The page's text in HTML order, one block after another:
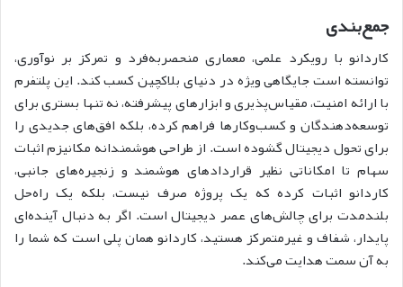
جمع‌بندی
کاردانو با رویکرد علمی، معماری منحصربه‌فرد و تمرکز بر نوآوری،
توانسته است جایگاهی ویژه در دنیای بلاکچین کسب کند. این پلتفرم
با ارائه امنیت، مقیاس‌پذیری و ابزارهای پیشرفته، نه تنها بستری برای
توسعه‌دهندگان و کسب‌وکارها فراهم کرده، بلکه افق‌های جدیدی را
برای تحول دیجیتال گشوده است. از طراحی هوشمندانه مکانیزم اثبات
سهام تا امکاناتی نظیر قراردادهای هوشمند و زنجیره‌های جانبی،
کاردانو اثبات کرده که یک پروژه صرف نیست، بلکه یک راه‌حل
بلندمدت برای چالش‌های عصر دیجیتال است. اگر به دنبال آینده‌ای
پایدار، شفاف و غیرمتمرکز هستید، کاردانو همان پلی است که شما را
به آن سمت هدایت می‌کند.